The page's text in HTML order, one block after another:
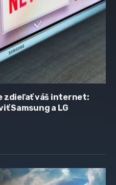
zdieľať váš internet:
Samsung a LG